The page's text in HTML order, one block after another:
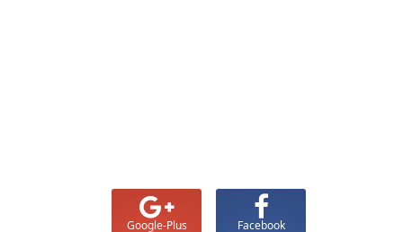
Facebook
Google-Plus